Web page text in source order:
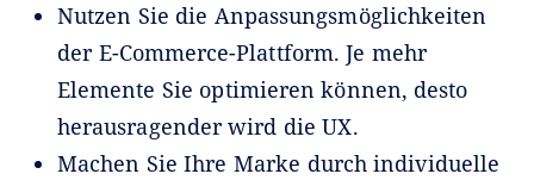
Nutzen Sie die Anpassungsmöglichkeiten
der E-Commerce-Plattform. Je mehr
Elemente Sie optimieren können, desto
herausragender wird die UX.
Machen Sie Ihre Marke durch individuelle